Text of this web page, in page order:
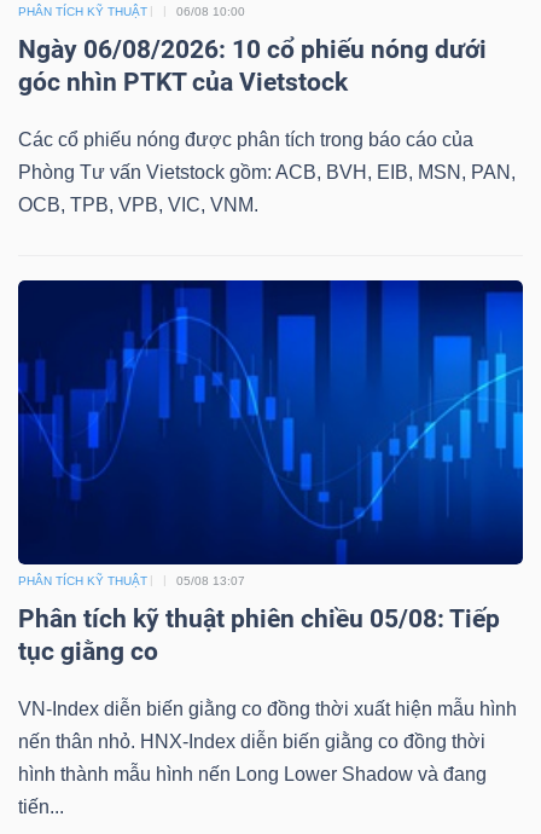
PHÂN TÍCH KỸ THUẬT 06/08 10:00
Ngày 06/08/2026: 10 cổ phiếu nóng dưới
góc nhìn PTKT của Vietstock
Các cổ phiếu nóng được phân tích trong báo cáo của
Phòng Tư vấn Vietstock gồm: ACB, BVH, EIB, MSN, PAN,
OCB, TPB, VPB, VIC, VNM.
PHÂN TÍCH KỸ THUẬT 05/08 13:07
Phân tích kỹ thuật phiên chiều 05/08: Tiếp
tục giằng co
VN-Index diễn biến giằng co đồng thời xuất hiện mẫu hình
nến thân nhỏ. HNX-Index diễn biến giằng co đồng thời
hình thành mẫu hình nến Long Lower Shadow và đang
tiến...
cáo
phân
tích
(-)
ngữ
Dịch
vụ
(-)
tạo
Sách
tài
chính